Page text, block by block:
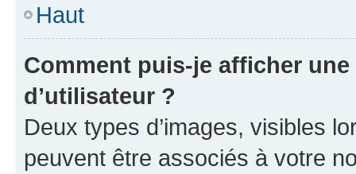
Haut
Comment puis-je afficher
d’utilisateur ?
Deux types d’images, visibles
peuvent être associés à votre